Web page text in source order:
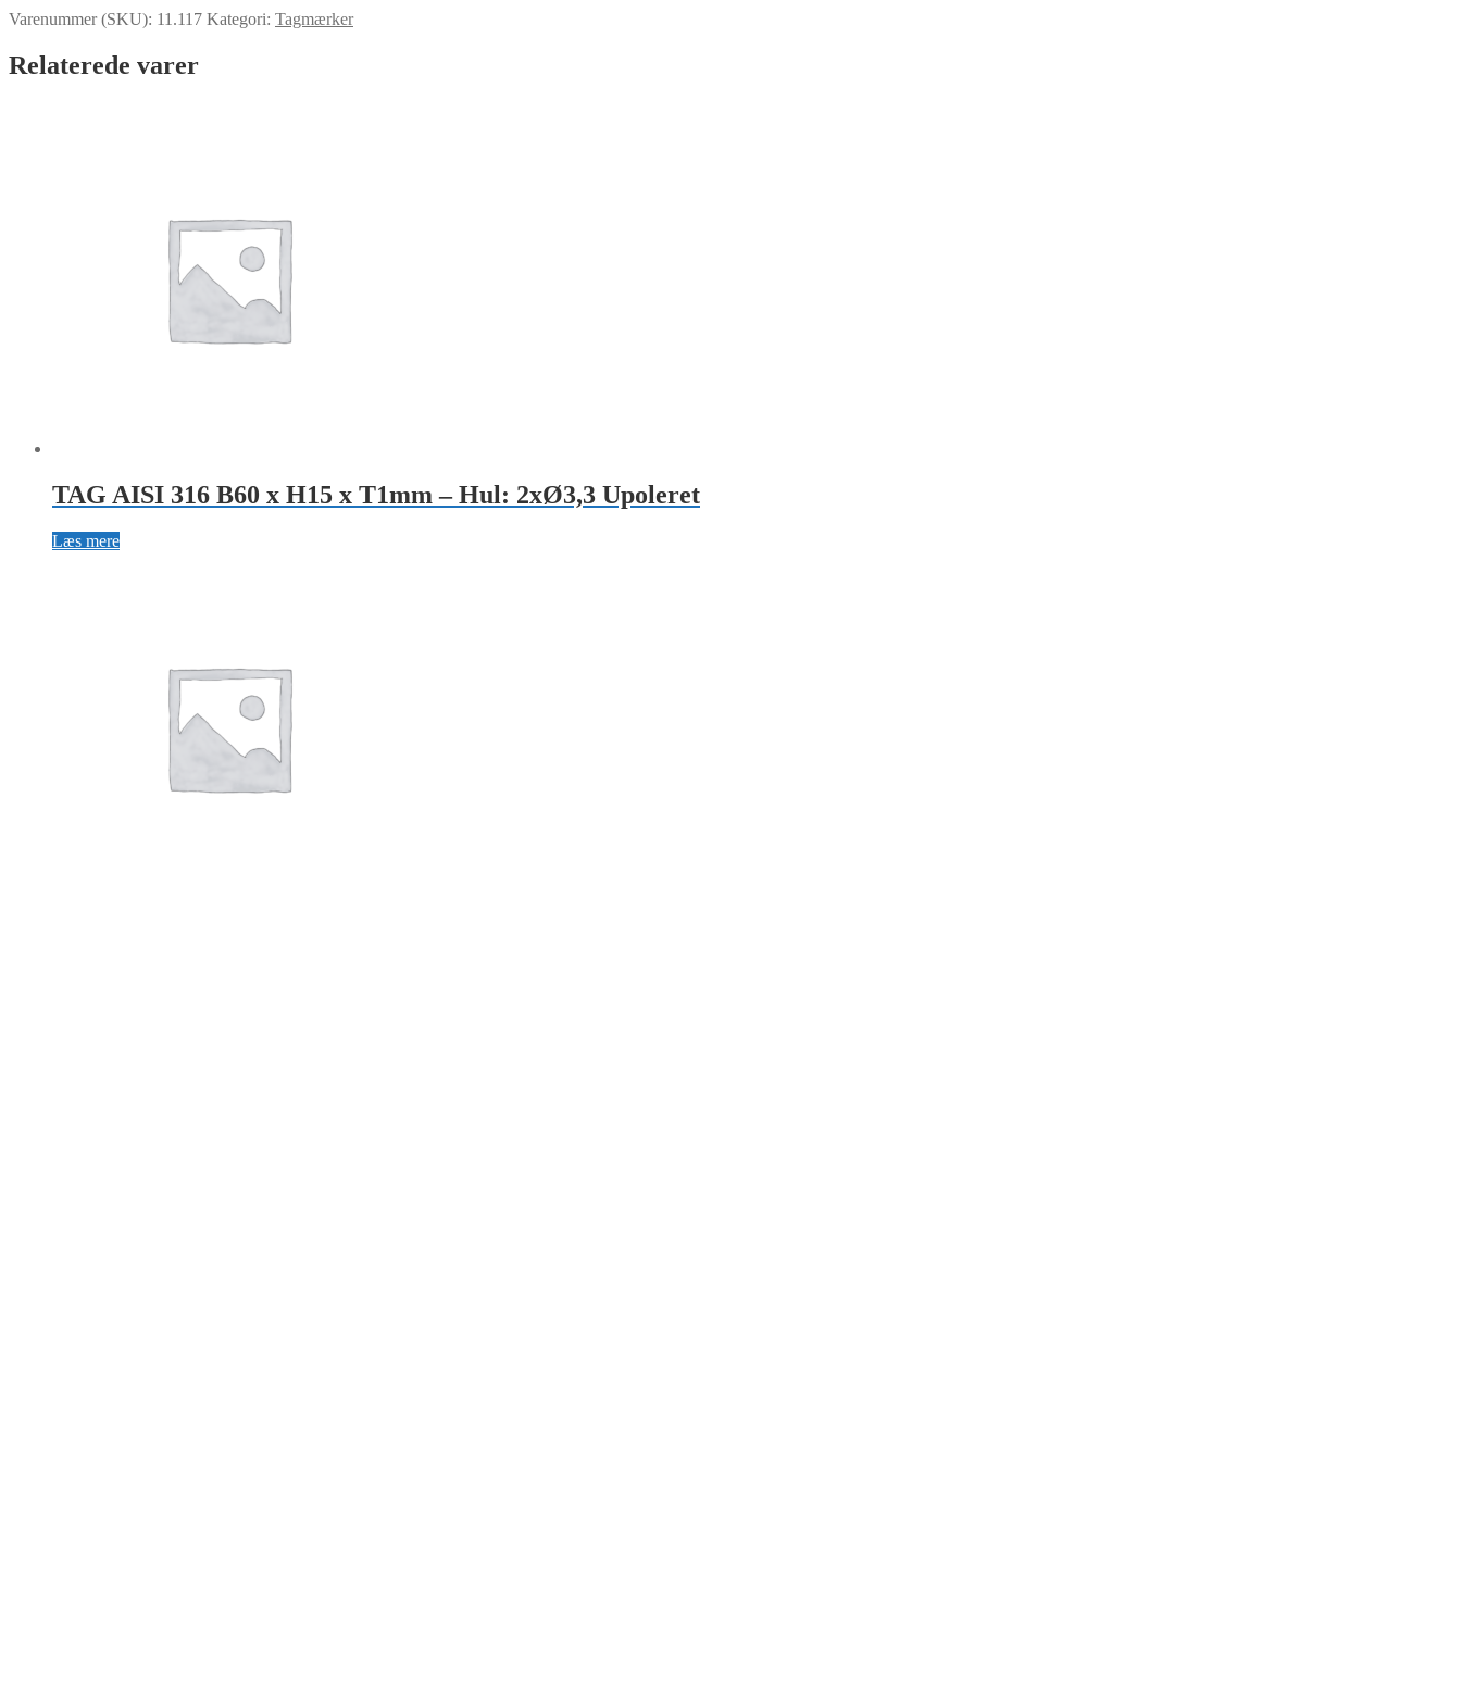
Varenummer (SKU): 11.117 Kategori: Tagmærker
Relaterede varer
TAG AISI 316 B60 x H15 x T1mm – Hul: 2xØ3,3 Upoleret
Læs mere